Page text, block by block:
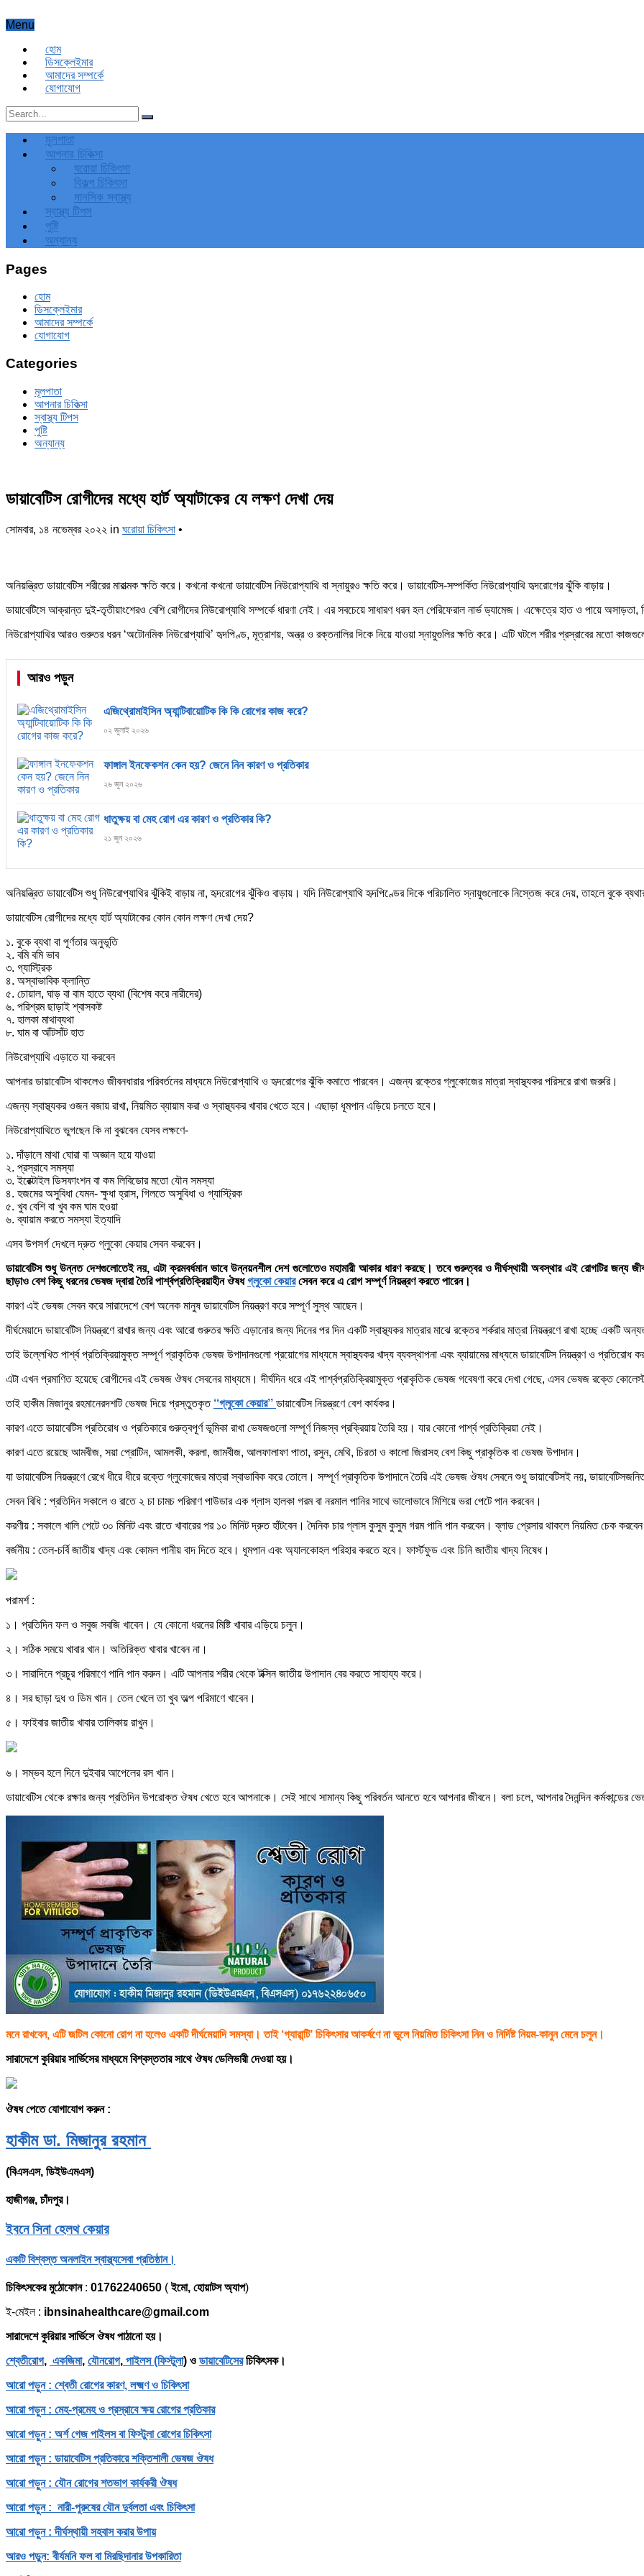
Menu
হোম
ডিসক্লেইমার
আমাদের সম্পর্কে
যোগাযোগ
মূলপাতা
আপনার চিকিত্‍সা
ঘরোয়া চিকিৎসা
বিকল্প চিকিৎসা
মানসিক স্বাস্থ্য
স্বাস্থ্য টিপস
পুষ্টি
অন্যান্য
Pages
হোম
ডিসক্লেইমার
আমাদের সম্পর্কে
যোগাযোগ
Categories
মূলপাতা
আপনার চিকিত্‍সা
স্বাস্থ্য টিপস
পুষ্টি
অন্যান্য
ডায়াবেটিস রোগীদের মধ্যে হার্ট অ্যাটাকের যে লক্ষণ দেখা দেয়
সোমবার, ১৪ নভেম্বর ২০২২ in ঘরোয়া চিকিৎসা •
অনিয়ন্ত্রিত ডায়াবেটিস শরীরের মারাত্মক ক্ষতি করে। কখনো কখনো ডায়াবেটিস নিউরোপ্যাথি বা স্নায়ুরও ক্ষতি করে। ডায়াবেটিস-সম্পর্কিত নিউরোপ্যাথি হৃদরোগের ঝুঁকি বাড়ায়।
ডায়াবেটিসে আক্রান্ত দুই-তৃতীয়াংশেরও বেশি রোগীদের নিউরোপ্যাথি সম্পর্কে ধারণা নেই। এর সবচেয়ে সাধারণ ধরন হল পেরিফেরাল নার্ভ ড্যামেজ। এক্ষেত্রে হাত ও পায়ে অসাড়তা,
নিউরোপ্যাথির আরও গুরুতর ধরন ‘অটোনমিক নিউরোপ্যাথি’ হৃদপিণ্ড, মূত্রাশয়, অন্ত্র ও রক্তনালির দিকে নিয়ে যাওয়া স্নায়ুগুলির ক্ষতি করে। এটি ঘটলে শরীর প্রস্রাবের মতো
আরও পড়ুন
এজিথ্রোমাইসিন অ্যান্টিবায়োটিক কি কি রোগের কাজ করে?
০২ জুলাই ২০২৬
ফাঙ্গাল ইনফেকশন কেন হয়? জেনে নিন কারণ ও প্রতিকার
২৬ জুন ২০২৬
ধাতুক্ষয় বা মেহ রোগ এর কারণ ও প্রতিকার কি?
২১ জুন ২০২৬
অনিয়ন্ত্রিত ডায়াবেটিস শুধু নিউরোপ্যাথির ঝুঁকিই বাড়ায় না, হৃদরোগের ঝুঁকিও বাড়ায়। যদি নিউরোপ্যাথি হৃদপিণ্ডের দিকে পরিচালিত স্নায়ুগুলোকে নিস্তেজ করে দেয়, তাহলে বুকে
ডায়াবেটিস রোগীদের মধ্যে হার্ট অ্যাটাকের কোন কোন লক্ষণ দেখা দেয়?
১. বুকে ব্যথা বা পূর্ণতার অনুভূতি
২. বমি বমি ভাব
৩. গ্যাস্ট্রিক
৪. অস্বাভাবিক ক্লান্তি
৫. চোয়াল, ঘাড় বা বাম হাতে ব্যথা (বিশেষ করে নারীদের)
৬. পরিশ্রম ছাড়াই শ্বাসকষ্ট
৭. হালকা মাথাব্যথা
৮. ঘাম বা আঁটসাঁট হাত
নিউরোপ্যাথি এড়াতে যা করবেন
আপনার ডায়াবেটিস থাকলেও জীবনধারার পরিবর্তনের মাধ্যমে নিউরোপ্যাথি ও হৃদরোগের ঝুঁকি কমাতে পারবেন। এজন্য রক্তের গ্লুকোজের মাত্রা স্বাস্থ্যকর পরিসরে রাখা জরুরি।
এজন্য স্বাস্থ্যকর ওজন বজায় রাখা, নিয়মিত ব্যায়াম করা ও স্বাস্থ্যকর খাবার খেতে হবে। এছাড়া ধূমপান এড়িয়ে চলতে হবে।
নিউরোপ্যাথিতে ভুগছেন কি না বুঝবেন যেসব লক্ষণে-
১. দাঁড়ালে মাথা ঘোরা বা অজ্ঞান হয়ে যাওয়া
২. প্রস্রাবে সমস্যা
৩. ইরেক্টাইল ডিসফাংশন বা কম লিবিডোর মতো যৌন সমস্যা
৪. হজমের অসুবিধা যেমন- ক্ষুধা হ্রাস, গিলতে অসুবিধা ও গ্যাস্ট্রিক
৫. খুব বেশি বা খুব কম ঘাম হওয়া
৬. ব্যায়াম করতে সমস্যা ইত্যাদি
এসব উপসর্গ দেখলে দ্রুত গ্লুকো কেয়ার সেবন করবেন।
ডায়াবেটিস শুধু উন্নত দেশগুলোতেই নয়, এটা ক্রমবর্ধমান ভাবে উন্নয়নশীল দেশ গুলোতেও মহামারী আকার ধারণ করছে। তবে গুরুত্বর ও দীর্ঘস্থায়ী অবস্থার এই রোগটির জন্য
ছাড়াও বেশ কিছু ধরনের ভেষজ দ্বারা তৈরি পার্শ্বপ্রতিক্রিয়াহীন ঔষধগ্লুকো কেয়ারসেবন করে এ রোগ সম্পূর্ণ নিয়ন্ত্রণ করতে পারেন।
কারণ এই ভেষজ সেবন করে সারাদেশে বেশ অনেক মানুষ ডায়াবেটিস নিয়ন্ত্রণ করে সম্পূর্ণ সুস্থ আছেন।
দীর্ঘমেয়াদে ডায়াবেটিস নিয়ন্ত্রণে রাখার জন্য এবং আরো গুরুতর ক্ষতি এড়ানোর জন্য দিনের পর দিন একটি স্বাস্থ্যকর মাত্রার মাঝে রক্তের শর্করার মাত্রা নিয়ন্ত্রণে রাখা হচ্ছে একটি
তাই উল্লেখিত পার্শ্ব প্রতিক্রিয়ামুক্ত সম্পূর্ণ প্রাকৃতিক ভেষজ উপাদানগুলো প্রয়োগের মাধ্যমে স্বাস্থ্যকর খাদ্য ব্যবস্থাপনা এবং ব্যায়ামের মাধ্যমে ডায়াবেটিস নিয়ন্ত্রণ ও প্রতিরোধ
এটা এখন প্রমাণিত হয়েছে রোগীদের এই ভেষজ ঔষধ সেবনের মাধ্যমে। দীর্ঘদিন ধরে এই পার্শ্বপ্রতিক্রিয়ামুক্ত প্রাকৃতিক ভেষজ গবেষণা করে দেখা গেছে, এসব ভেষজ রক্তে
তাই হাকীম মিজানুর রহমানেরদশটি ভেষজ দিয়ে প্রস্তুতকৃত ‘‘গ্লুকো কেয়ার’’ ডায়াবেটিস নিয়ন্ত্রণে বেশ কার্যকর।
কারণ এতে ডায়াবেটিস প্রতিরোধ ও প্রতিকারে গুরুত্বপূর্ণ ভূমিকা রাখা ভেষজগুলো সম্পূর্ণ নিজস্ব প্রক্রিয়ায় তৈরি হয়। যার কোনো পার্শ্ব প্রতিক্রিয়া নেই।
কারণ এতে রয়েছে আমবীজ, সয়া প্রোটিন, আমলকী, করলা, জামবীজ, আলফালাফা পাতা, রসুন, মেথি, চিরতা ও কালো জিরাসহ বেশ কিছু প্রাকৃতিক বা ভেষজ উপাদান।
যা ডায়াবেটিস নিয়ন্ত্রণে রেখে ধীরে ধীরে রক্তে গ্লুকোজের মাত্রা স্বাভাবিক করে তোলে। সম্পূর্ণ প্রাকৃতিক উপাদানে তৈরি এই ভেষজ ঔষধ সেবনে শুধু ডায়াবেটিসই নয়,
সেবন বিধি : প্রতিদিন সকালে ও রাতে ২ চা চামচ পরিমাণ পাউডার এক গ্লাস হালকা গরম বা নরমাল পানির সাথে ভালোভাবে মিশিয়ে ভরা পেটে পান করবেন।
করণীয় : সকালে খালি পেটে ৩০ মিনিট এবং রাতে খাবারের পর ১০ মিনিট দ্রুত হাঁটবেন। দৈনিক চার গ্লাস কুসুম কুসুম গরম পানি পান করবেন। ব্লাড প্রেসার থাকলে নিয়মিত চেক
বর্জনীয় : তেল-চর্বি জাতীয় খাদ্য এবং কোমল পানীয় বাদ দিতে হবে। ধূমপান এবং অ্যালকোহল পরিহার করতে হবে। ফার্স্টফুড এবং চিনি জাতীয় খাদ্য নিষেধ।
পরামর্শ :
১। প্রতিদিন ফল ও সবুজ সবজি খাবেন। যে কোনো ধরনের মিষ্টি খাবার এড়িয়ে চলুন।
২। সঠিক সময়ে খাবার খান। অতিরিক্ত খাবার খাবেন না।
৩। সারাদিনে প্রচুর পরিমাণে পানি পান করুন। এটি আপনার শরীর থেকে টক্সিন জাতীয় উপাদান বের করতে সাহায্য করে।
৪। সর ছাড়া দুধ ও ডিম খান। তেল খেলে তা খুব অল্প পরিমাণে খাবেন।
৫। ফাইবার জাতীয় খাবার তালিকায় রাখুন।
৬। সম্ভব হলে দিনে দুইবার আপেলের রস খান।
ডায়াবেটিস থেকে রক্ষার জন্য প্রতিদিন উপরোক্ত ঔষধ খেতে হবে আপনাকে। সেই সাথে সামান্য কিছু পরিবর্তন আনতে হবে আপনার জীবনে। বলা চলে, আপনার দৈনন্দিন কর্মকান্ডের
মনে রাখবেন, এটি জটিল কোনো রোগ না হলেও একটি দীর্ঘমেয়াদি সমস্যা। তাই ‘গ্যারান্টি’ চিকিৎসার আকর্ষণে না ভুলে নিয়মিত চিকিৎসা নিন ও নির্দিষ্ট নিয়ম-কানুন মেনে চলুন।
সারাদেশে কুরিয়ার সার্ভিসের মাধ্যমে বিশ্বস্ততার সাথে ঔষধ ডেলিভারী দেওয়া হয়।
ঔষধ পেতে যোগাযোগ করুন :
হাকীম ডা. মিজানুর রহমান
(বিএসএস, ডিইউএমএস)
হাজীগঞ্জ, চাঁদপুর।
ইবনে সিনা হেলথ কেয়ার
একটি বিশ্বস্ত অনলাইন স্বাস্থ্যসেবা প্রতিষ্ঠান।
চিকিৎসকের মুঠোফোন: 01762240650 (ইমো, হোয়াটস অ্যাপ)
ই-মেইল : ibnsinahealthcare@gmail.com
সারাদেশে কুরিয়ার সার্ভিসে ঔষধ পাঠানো হয়।
শ্বেতীরোগ, একজিমা, যৌনরোগ, পাইলস (ফিস্টুলা) ও ডায়াবেটিসেরচিকিৎসক।
আরো পড়ুন : শ্বেতী রোগের কারণ, লক্ষ্মণ ও চিকিৎসা
আরো পড়ুন : মেহ-প্রমেহ ও প্রস্রাবে ক্ষয় রোগের প্রতিকার
আরো পড়ুন : অর্শ গেজ পাইলস বা ফিস্টুলা রোগের চিকিৎসা
আরো পড়ুন : ডায়াবেটিস প্রতিকারে শক্তিশালী ভেষজ ঔষধ
আরো পড়ুন : যৌন রোগের শতভাগ কার্যকরী ঔষধ
আরো পড়ুন : নারী-পুরুষের যৌন দুর্বলতা এবং চিকিৎসা
আরো পড়ুন : দীর্ঘস্থায়ী সহবাস করার উপায়
আরও পড়ুন: বীর্যমনি ফল বা মিরছিদানার উপকারিতা